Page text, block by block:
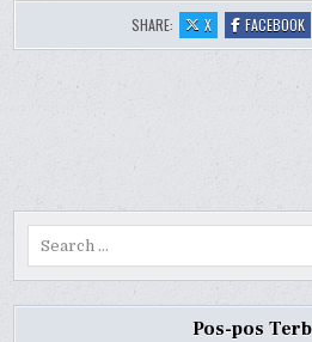
SHARE: X:
FOOTBALL
PLAYERS
FACEBOOK:
Pos-pos